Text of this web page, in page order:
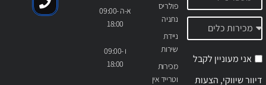
פולריס
נתניה
ניידת
שירות
מכירות
וטרייד אין
א-ה 09:00-
18:00
ו 09:00-
18:00
אני מעוניין לקבל
דיוור שיווקי, הצעות